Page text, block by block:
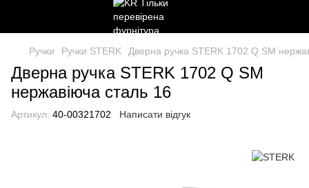
Ручки Ручки STERK Дверна ручка STERK 1702 Q SM
Дверна ручка STERK 1702 Q SM
нержавіюча сталь 16
Артикул: 40-00321702 Написати відгук